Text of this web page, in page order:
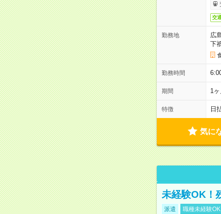
交
勤務地
広
下
勤務時間
期間 1
特徴 日
気に
未経験OK！
派遣 職種未経験OK